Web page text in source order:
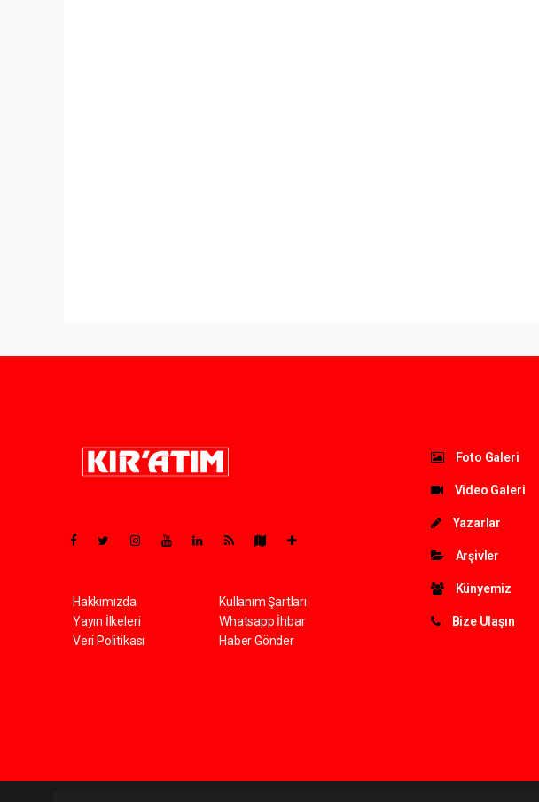
Hakkımızda
Yayın İlkeleri
Veri Politikası
Kullanım Şartları
Whatsapp İhbar
Haber Gönder
Foto Galeri
Video Galeri
Yazarlar
Arşivler
Künyemiz
Bize Ulaşın